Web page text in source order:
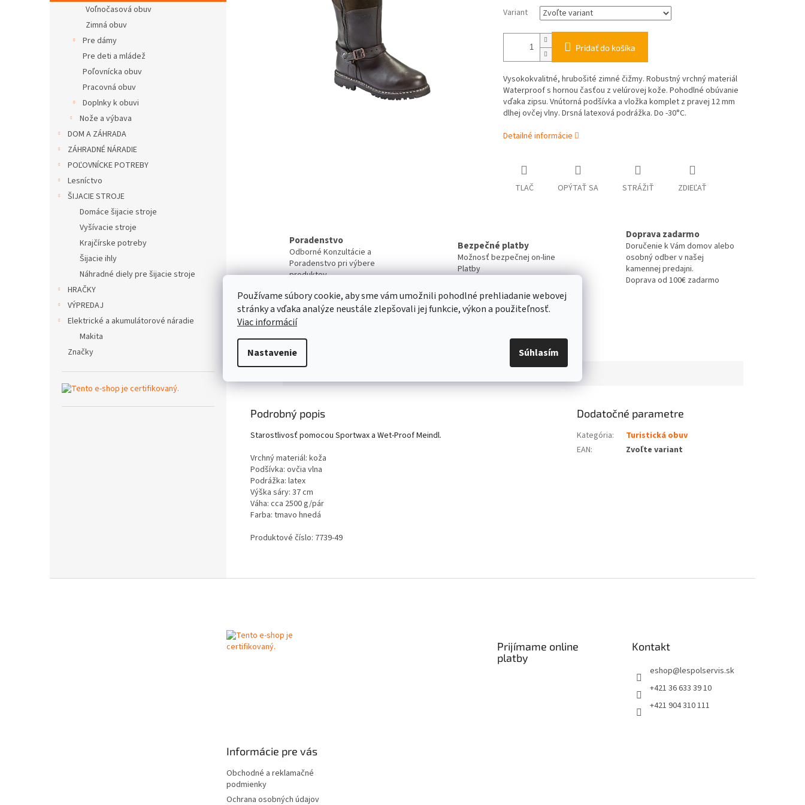
Používame súbory cookie, aby sme vám umožnili pohodlné prehliadanie webovej
stránky a vďaka analýze neustále zlepšovali jej funkcie, výkon a použiteľnosť.
Viac informácií
Nastavenie Súhlasím
Voľnočasová obuv
Zimná obuv
Pre dámy
Pre deti a mládež
Poľovnícka obuv
Pracovná obuv
Doplnky k obuvi
Nože a výbava
DOM A ZÁHRADA
ZÁHRADNÉ NÁRADIE
POĽOVNÍCKE POTREBY
Lesníctvo
ŠIJACIE STROJE
Domáce šijacie stroje
Vyšívacie stroje
Krajčírske potreby
Šijacie ihly
Náhradné diely pre šijacie stroje
HRAČKY
VÝPREDAJ
Elektrické a akumulátorové náradie
Makita
Značky
Variant
Pridať do košíka
Vysokokvalitné, hrubošité zimné čižmy. Robustný vrchný materiál
Waterproof s hornou časťou z velúrovej kože. Pohodlné obúvanie
vďaka zipsu. Vnútorná podšívka a vložka komplet z pravej 12 mm
dlhej ovčej vlny. Drsná latexová podrážka. Do -30°C.
Detailné informácie
TLAČ OPÝTAŤ SA STRÁŽIŤ ZDIEĽAŤ
Poradenstvo
Odborné Konzultácie a
Poradenstvo pri výbere
produktov
Bezpečné platby
Možnosť bezpečnej on-line
Platby
Doprava zadarmo
Doručenie k Vám domov alebo
osobný odber v našej
kamennej predajni.
Doprava od 100€ zadarmo
Servis
Kvalitný záručný aj pozáručný servis
Viac o našich servisných službách ....
Podrobný popis
Starostlivosť pomocou Sportwax a Wet-Proof Meindl.
Vrchný materiál: koža
Podšívka: ovčia vlna
Podrážka: latex
Výška sáry: 37 cm
Váha: cca 2500 g/pár
Farba: tmavo hnedá
Produktové číslo: 7739-49
Dodatočné parametre
Kategória:
Turistická obuv
EAN: Zvoľte variant
Prijímame online
platby
Kontakt
eshop@lespolservis.sk
+421 36 633 39 10
+421 904 310 111
Informácie pre vás
Obchodné a reklamačné
podmienky
Ochrana osobných údajov